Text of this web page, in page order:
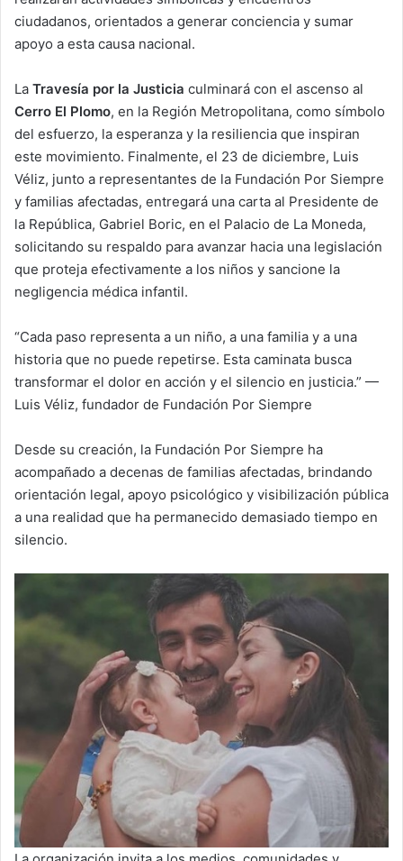
ciudadanos, orientados a generar conciencia y sumar
apoyo a esta causa nacional.
La Travesía por la Justicia culminará con el ascenso al
Cerro El Plomo, en la Región Metropolitana, como símbolo
del esfuerzo, la esperanza y la resiliencia que inspiran
este movimiento. Finalmente, el 23 de diciembre, Luis
Véliz, junto a representantes de la Fundación Por Siempre
y familias afectadas, entregará una carta al Presidente de
la República, Gabriel Boric, en el Palacio de La Moneda,
solicitando su respaldo para avanzar hacia una legislación
que proteja efectivamente a los niños y sancione la
negligencia médica infantil.
“Cada paso representa a un niño, a una familia y a una
historia que no puede repetirse. Esta caminata busca
transformar el dolor en acción y el silencio en justicia.” —
Luis Véliz, fundador de Fundación Por Siempre
Desde su creación, la Fundación Por Siempre ha
acompañado a decenas de familias afectadas, brindando
orientación legal, apoyo psicológico y visibilización pública
a una realidad que ha permanecido demasiado tiempo en
silencio.